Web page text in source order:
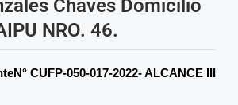
Chaves Domicilio
NRO. 46.
050-017-2022- ALCANCE III